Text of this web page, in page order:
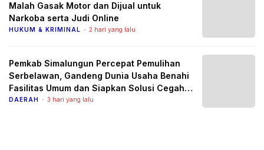
Malah Gasak Motor dan Dijual untuk
Narkoba serta Judi Online
HUKUM & KRIMINAL 2 hari yang lalu
Pemkab Simalungun Percepat Pemulihan
Serbelawan, Gandeng Dunia Usaha Benahi
Fasilitas Umum dan Siapkan Solusi Cegah
Banjir Berulang
DAERAH 3 hari yang lalu